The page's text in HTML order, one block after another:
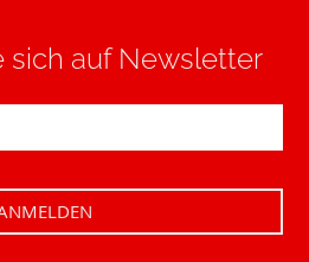
sich auf Newsletter